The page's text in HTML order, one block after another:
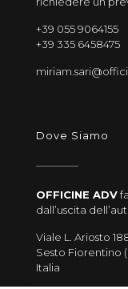
+39 055 9064155
+39 335 6458475
Dove Siamo
OFFICINE ADV
dall’uscita
Viale L. Ariosto
Sesto Fiorentino
Italia